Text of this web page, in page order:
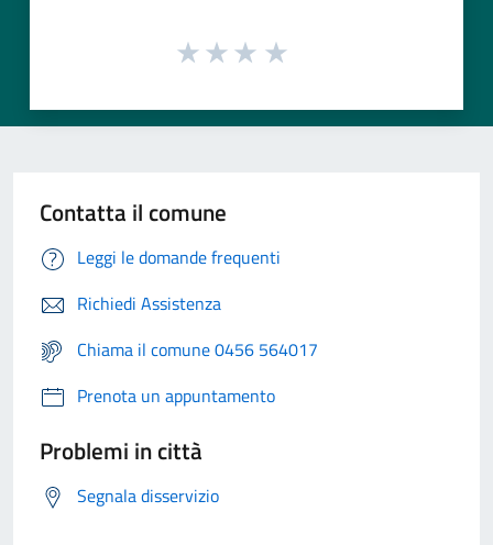
Contatta il comune
Leggi le domande frequenti
Richiedi Assistenza
Chiama il comune 0456 564017
Prenota un appuntamento
Problemi in città
Segnala disservizio